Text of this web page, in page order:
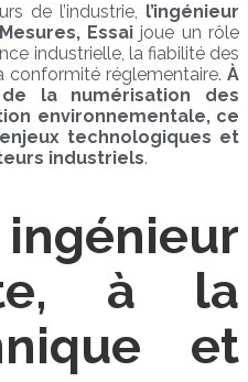
de l’industrie, l’ingénieur
Essai joue un rôle
industrielle, la fiabilité des
réglementaire. À
la numérisation des
environnementale, ce
technologiques et
industriels.
à la
et